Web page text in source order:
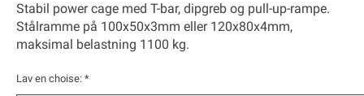
Stabil power cage med T-bar, dipgreb og pull-up-rampe.
Stålramme på 100x50x3mm eller 120x80x4mm,
maksimal belastning 1100 kg.
Lav en choise: *